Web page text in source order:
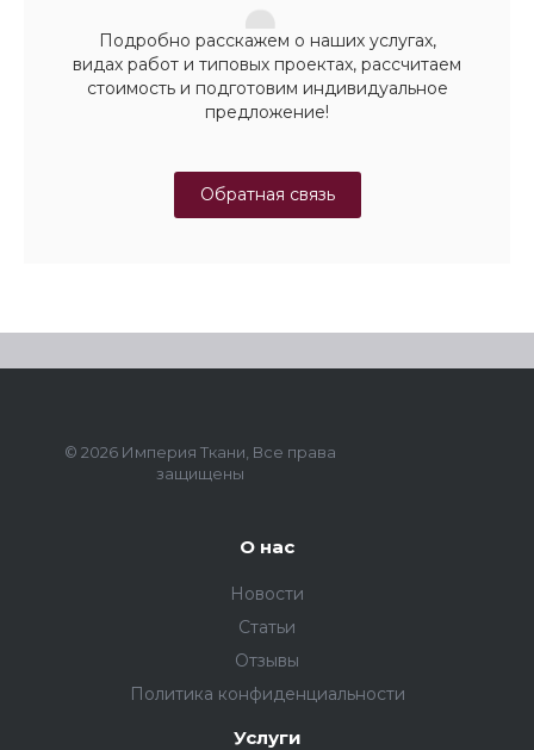
Подробно расскажем о наших услугах,
видах работ и типовых проектах, рассчитаем
стоимость и подготовим индивидуальное
предложение!
Обратная связь
© 2026 Империя Ткани, Все права
защищены
О нас
Новости
Статьи
Отзывы
Политика конфиденциальности
Услуги